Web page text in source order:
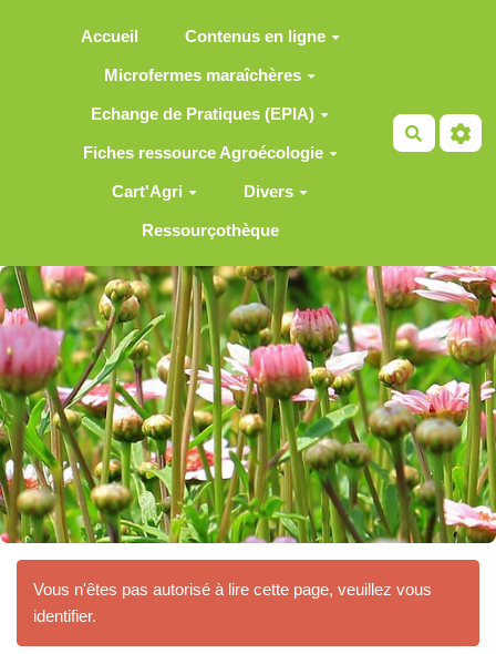
Accueil Contenus en ligne
Microfermes maraîchères
Echange de Pratiques (EPIA)
Fiches ressource Agroécologie
Cart'Agri Divers
Ressourçothèque
Vous n'êtes pas autorisé à lire cette page, veuillez vous
identifier.